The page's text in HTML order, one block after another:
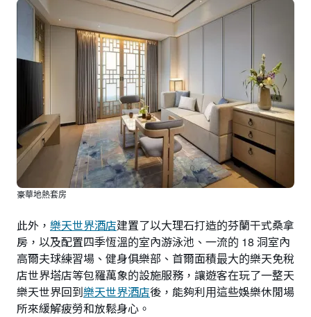
豪華地熱套房
此外， 樂天世界酒店建置了以大理石打造的芬蘭干式桑拿
房，以及配置四季恆溫的室內游泳池、一流的 18 洞室內
高爾夫球練習場、健身俱樂部、首爾面積最大的樂天免稅
店世界塔店等包羅萬象的設施服務，讓遊客在玩了一整天
樂天世界回到樂天世界酒店後，能夠利用這些娛樂休閒場
所來緩解疲勞和放鬆身心。